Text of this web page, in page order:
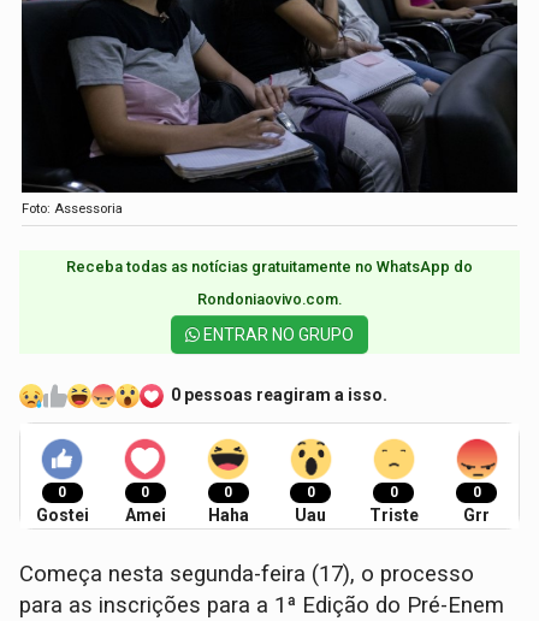
Foto: Assessoria
Receba todas as notícias gratuitamente no WhatsApp do
Rondoniaovivo.com.​
ENTRAR NO GRUPO
0 pessoas reagiram a isso.
0
Gostei
0
Amei
0
Haha
0
Uau
0
Triste
0
Grr
Começa nesta segunda-feira (17), o processo
para as inscrições para a 1ª Edição do Pré-Enem